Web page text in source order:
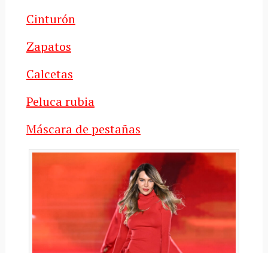
Cinturón
Zapatos
Calcetas
Peluca rubia
Máscara de pestañas